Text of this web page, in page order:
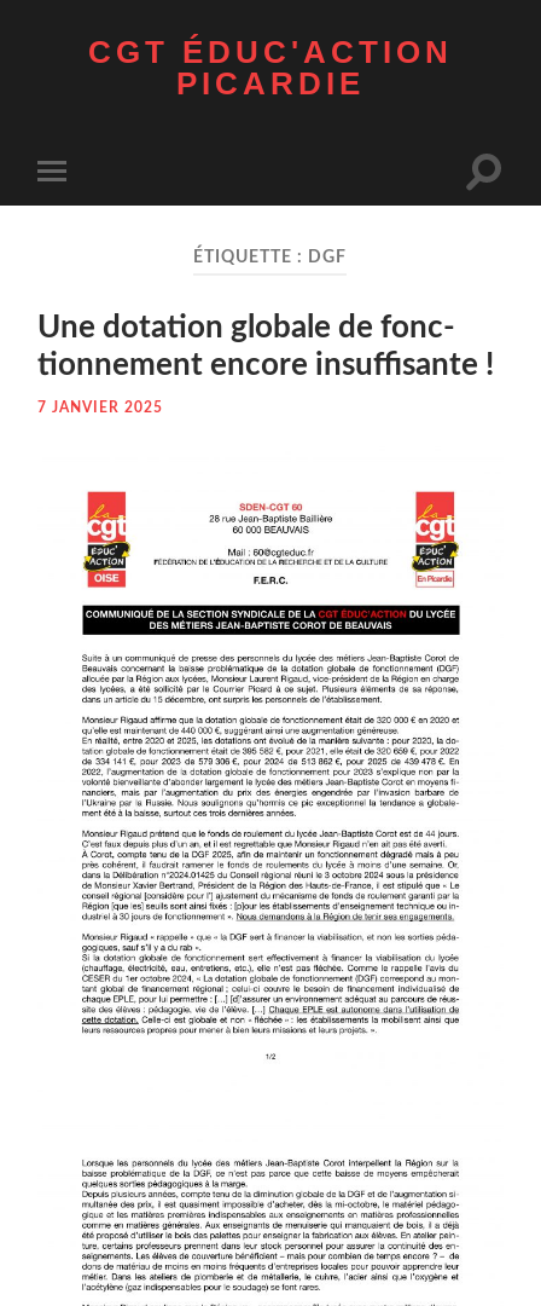
CGT ÉDUC'ACTION
PICARDIE
mobile
Toggle
ÉTIQUETTE : DGF
Une dota­tion glo­bale de fonc­
tion­ne­ment encore insuffisante !
7 JANVIER 2025